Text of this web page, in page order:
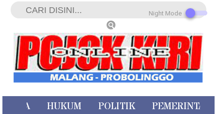
HUKUM POLITIK
Night Mode